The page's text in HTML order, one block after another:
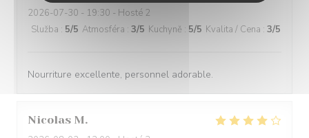
2026-07-30 - 19:30 - Hosté 2
Služba : 5/5 Atmosféra : 3/5 Kuchyně : 5/5 Kvalita / Cena : 3/5
Nourriture excellente, personnel adorable.
Nicolas M